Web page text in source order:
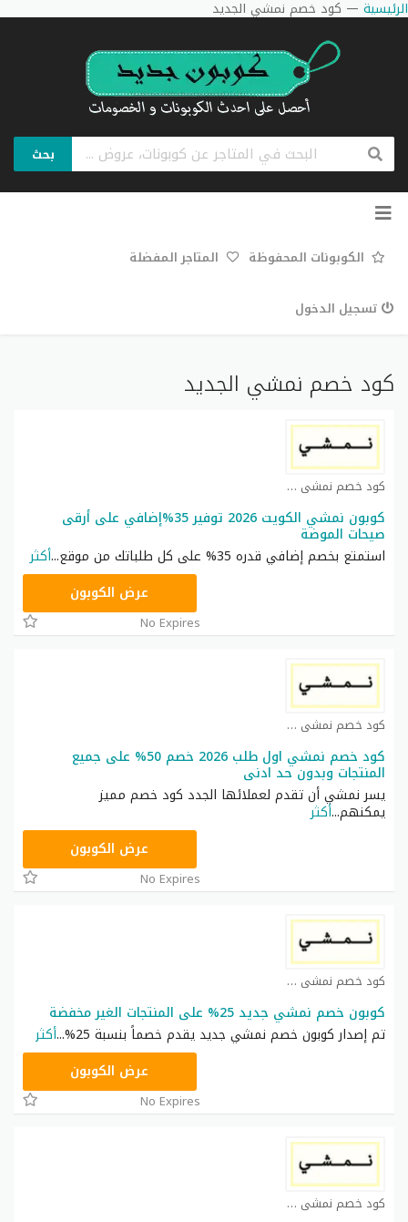
الرئيسية — كود خصم نمشي الجديد
بحث
تخطي
الكوبونات المحفوظة المتاجر المفضلة
تسجيل الدخول
كود خصم نمشي الجديد
كود خصم نمشي كوبون
كوبون نمشي الكويت 2026 توفير 35%إضافي على أرقى
صيحات الموضة
استمتع بخصم إضافي قدره 35% على كل طلباتك من موقع
...أكثر
TRSS148عرض الكوبون
No Expires
كود خصم نمشي كوبون
كود خصم نمشي اول طلب 2026 خصم 50% على جميع
المنتجات وبدون حد ادنى
يسر نمشي أن تقدم لعملائها الجدد كود خصم مميز
يمكنهم...أكثر
TRSS148عرض الكوبون
No Expires
كود خصم نمشي كوبون
كوبون خصم نمشي جديد 25% على المنتجات الغير مخفضة
تم إصدار كوبون خصم نمشي جديد يقدم خصماً بنسبة 25%
...أكثر
AC182عرض الكوبون
No Expires
كود خصم نمشي كوبون